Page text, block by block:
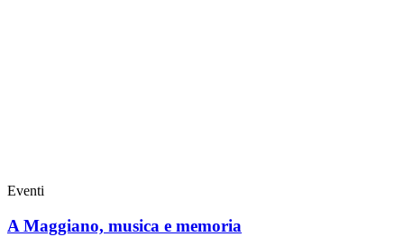
Eventi
A Maggiano, musica e memoria